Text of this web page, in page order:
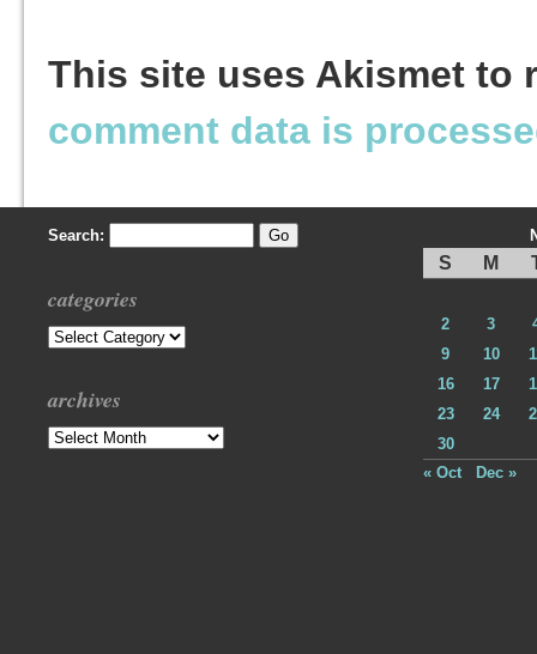
This site uses Akismet to
comment data is
Search:
categories
Categories
archives
Archives
S M
2 3
9
10
16
17
23
24
30
« Oct
Dec »